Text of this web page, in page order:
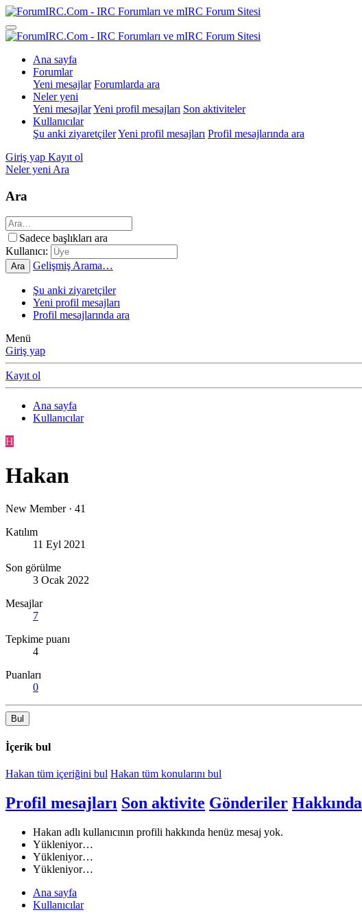
Ana sayfa
Forumlar
Yeni mesajlar Forumlarda ara
Neler yeni
Yeni mesajlarYeni profil mesajları Son aktiviteler
Kullanıcılar
Şu anki ziyaretçilerYeni profil mesajları Profil mesajlarında ara
Giriş yap Kayıt ol
Neler yeni Ara
Ara
Sadece başlıkları ara
Kullanıcı:
Ara Gelişmiş Arama…
Şu anki ziyaretçiler
Yeni profil mesajları
Profil mesajlarında ara
Menü
Giriş yap
Kayıt ol
Ana sayfa
Kullanıcılar
H
Hakan
New Member · 41
Katılım
11 Eyl 2021
Son görülme
3 Ocak 2022
Mesajlar
7
Tepkime puanı
4
Puanları
0
Bul
İçerik bul
Hakan tüm içeriğini bul Hakan tüm konularını bul
Profil mesajları Son aktivite Gönderiler Hakkında
Hakan adlı kullanıcının profili hakkında henüz mesaj yok.
Yükleniyor…
Yükleniyor…
Yükleniyor…
Ana sayfa
Kullanıcılar